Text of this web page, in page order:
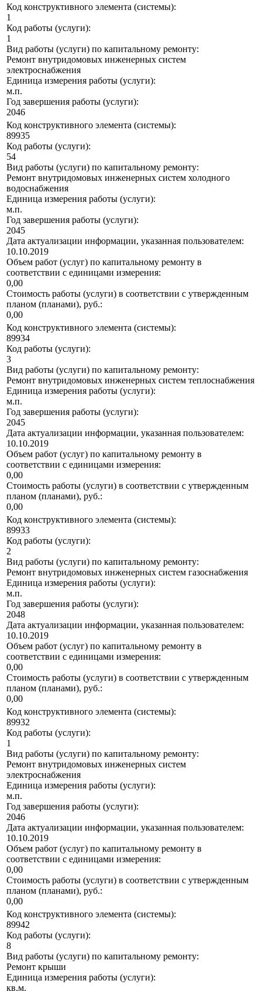
Код конструктивного элемента (системы):
1
Код работы (услуги):
1
Вид работы (услуги) по капитальному ремонту:
Ремонт внутридомовых инженерных систем
электроснабжения
Единица измерения работы (услуги):
м.п.
Год завершения работы (услуги):
2046
Код конструктивного элемента (системы):
89935
Код работы (услуги):
54
Вид работы (услуги) по капитальному ремонту:
Ремонт внутридомовых инженерных систем холодного
водоснабжения
Единица измерения работы (услуги):
м.п.
Год завершения работы (услуги):
2045
Дата актуализации информации, указанная пользователем:
10.10.2019
Объем работ (услуг) по капитальному ремонту в
соответствии с единицами измерения:
0,00
Стоимость работы (услуги) в соответствии с утвержденным
планом (планами), руб.:
0,00
Код конструктивного элемента (системы):
89934
Код работы (услуги):
3
Вид работы (услуги) по капитальному ремонту:
Ремонт внутридомовых инженерных систем теплоснабжения
Единица измерения работы (услуги):
м.п.
Год завершения работы (услуги):
2045
Дата актуализации информации, указанная пользователем:
10.10.2019
Объем работ (услуг) по капитальному ремонту в
соответствии с единицами измерения:
0,00
Стоимость работы (услуги) в соответствии с утвержденным
планом (планами), руб.:
0,00
Код конструктивного элемента (системы):
89933
Код работы (услуги):
2
Вид работы (услуги) по капитальному ремонту:
Ремонт внутридомовых инженерных систем газоснабжения
Единица измерения работы (услуги):
м.п.
Год завершения работы (услуги):
2048
Дата актуализации информации, указанная пользователем:
10.10.2019
Объем работ (услуг) по капитальному ремонту в
соответствии с единицами измерения:
0,00
Стоимость работы (услуги) в соответствии с утвержденным
планом (планами), руб.:
0,00
Код конструктивного элемента (системы):
89932
Код работы (услуги):
1
Вид работы (услуги) по капитальному ремонту:
Ремонт внутридомовых инженерных систем
электроснабжения
Единица измерения работы (услуги):
м.п.
Год завершения работы (услуги):
2046
Дата актуализации информации, указанная пользователем:
10.10.2019
Объем работ (услуг) по капитальному ремонту в
соответствии с единицами измерения:
0,00
Стоимость работы (услуги) в соответствии с утвержденным
планом (планами), руб.:
0,00
Код конструктивного элемента (системы):
89942
Код работы (услуги):
8
Вид работы (услуги) по капитальному ремонту:
Ремонт крыши
Единица измерения работы (услуги):
кв.м.